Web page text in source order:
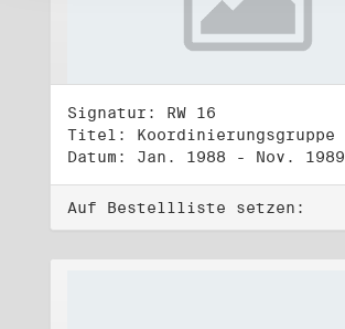
Signatur: RW 16
Datum: Jan. 1988 - Nov. 1989
Auf Bestellliste setzen: